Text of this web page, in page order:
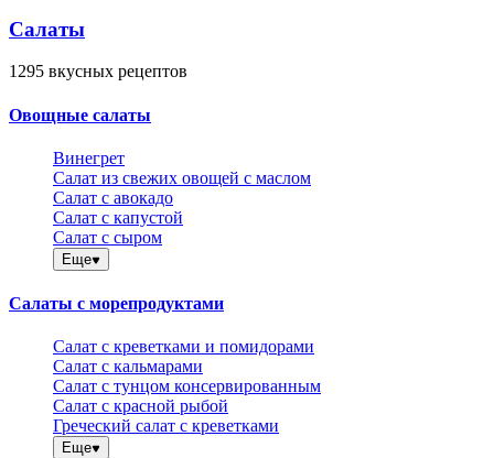
Салаты
1295 вкусных рецептов
Овощные салаты
Винегрет
Салат из свежих овощей с маслом
Салат с авокадо
Салат с капустой
Салат с сыром
Еще
Салаты с морепродуктами
Салат с креветками и помидорами
Салат с кальмарами
Салат с тунцом консервированным
Салат с красной рыбой
Греческий салат с креветками
Еще